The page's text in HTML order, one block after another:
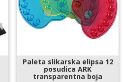
Paleta slikarska elipsa 12
posudica ARK
transparentna boja